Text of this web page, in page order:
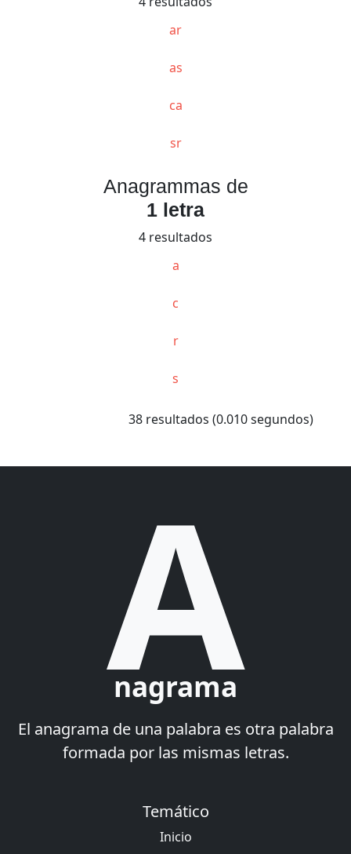
ar
as
ca
sr
Anagrammas de
1 letra
4 resultados
a
c
r
s
38 resultados (0.010 segundos)
A
nagrama
El anagrama de una palabra es otra palabra
formada por las mismas letras.
Temático
Inicio